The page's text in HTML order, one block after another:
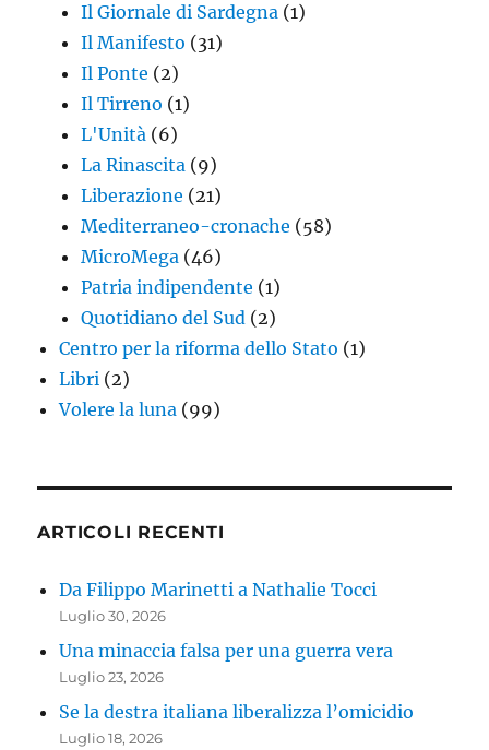
Il Giornale di Sardegna (1)
Il Manifesto (31)
Il Ponte (2)
Il Tirreno (1)
L'Unità (6)
La Rinascita (9)
Liberazione (21)
Mediterraneo-cronache (58)
MicroMega (46)
Patria indipendente (1)
Quotidiano del Sud (2)
Centro per la riforma dello Stato (1)
Libri (2)
Volere la luna (99)
ARTICOLI RECENTI
Da Filippo Marinetti a Nathalie Tocci
Luglio 30, 2026
Una minaccia falsa per una guerra vera
Luglio 23, 2026
Se la destra italiana liberalizza l’omicidio
Luglio 18, 2026